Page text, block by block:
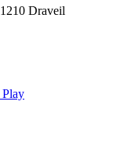
Draveil